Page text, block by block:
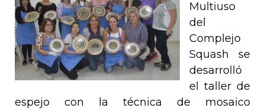
Multiuso
del
Complejo
Squash se
desarrolló
el taller de
espejo con la técnica de mosaico